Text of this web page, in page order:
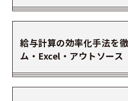
給与計算の効率化手法を
ム・Excel・アウトソース